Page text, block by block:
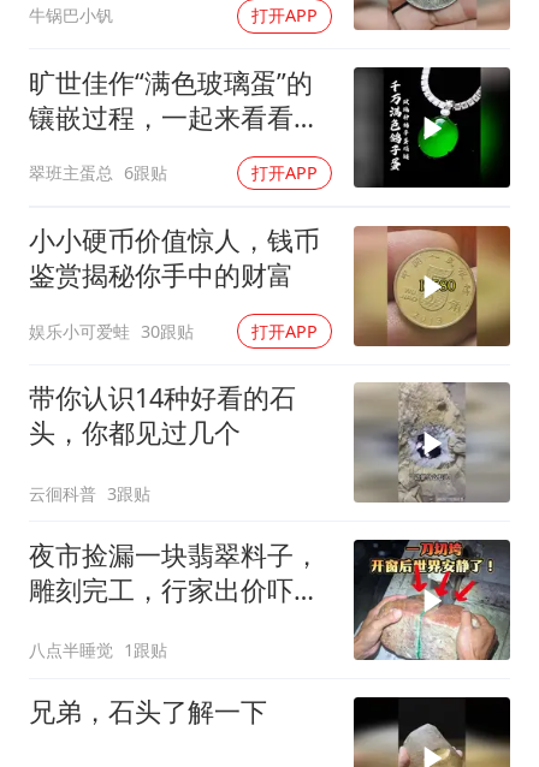
牛锅巴小钒 打开APP
旷世佳作“满色玻璃蛋”的
镶嵌过程，一起来看看它
翠班主蛋总 6跟贴 打开APP
小小硬币价值惊人，钱币
鉴赏揭秘你手中的财富
娱乐小可爱蛙 30跟贴 打开APP
带你认识14种好看的石
头，你都见过几个
云徊科普 3跟贴
夜市捡漏一块翡翠料子，
雕刻完工，行家出价吓我
八点半睡觉 1跟贴
兄弟，石头了解一下